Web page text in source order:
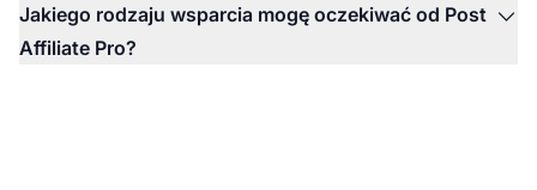
Jakiego rodzaju wsparcia mogę oczekiwać od Post
Affiliate Pro?